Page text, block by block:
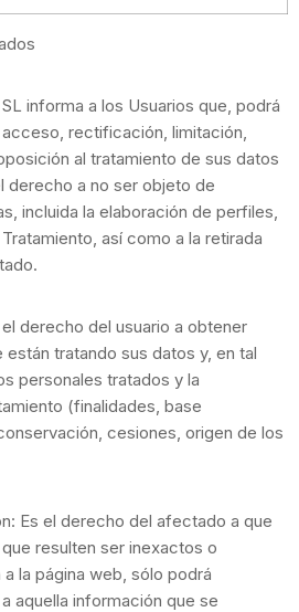
informa a los Usuarios que, podrá
rectificación, limitación,
al tratamiento de sus datos
derecho a no ser objeto de
incluida la elaboración de perfiles,
así como a la retirada
derecho del usuario a obtener
tratando sus datos y, en tal
personales tratados y la
(finalidades, base
cesiones, origen de los
Es el derecho del afectado a que
resulten ser inexactos o
la página web, sólo podrá
aquella información que se